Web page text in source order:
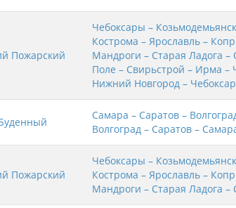
Пожарский
Чебоксары –
Кострома – Ярославль –
Мандроги – Старая Ладога –
Поле – Свирьстрой – Ирма –
Нижний Новгород –
Самара – Саратов –
Волгоград – Саратов –
Пожарский
Чебоксары –
Кострома – Ярославль –
Мандроги – Старая Ладога –